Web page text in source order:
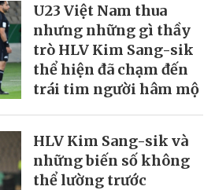
U23 Việt Nam thua
nhưng những gì thầy
trò HLV Kim Sang-sik
thể hiện đã chạm đến
trái tim người hâm mộ
HLV Kim Sang-sik và
những biến số không
thể lường trước